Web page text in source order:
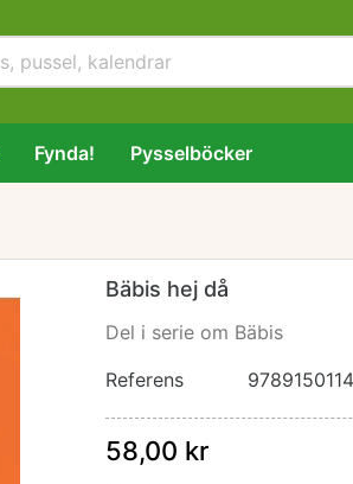
Fynda! Pysselböcker
Bäbis hej då
Del i serie om Bäbis
Referens
58,00 kr